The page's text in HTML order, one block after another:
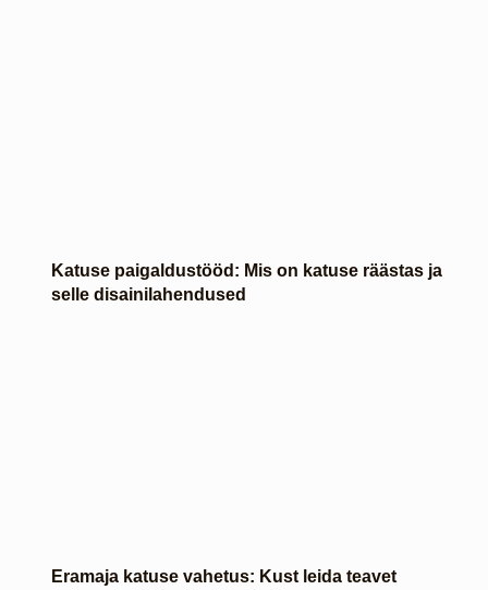
Katuse paigaldustööd: Mis on katuse räästas ja
selle disainilahendused
Eramaja katuse vahetus: Kust leida teavet